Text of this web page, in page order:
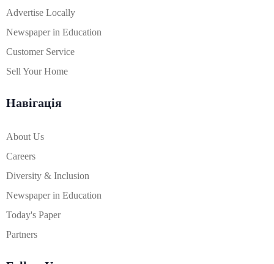
Advertise Locally
Newspaper in Education
Customer Service
Sell Your Home
Навігація
About Us
Careers
Diversity & Inclusion
Newspaper in Education
Today's Paper
Partners